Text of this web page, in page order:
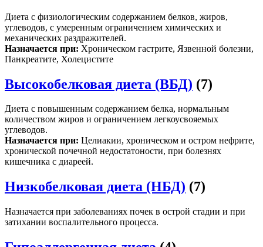
Диета с физиологическим содержанием белков, жиров,
углеводов, с умеренным ограничением химических и
механических раздражителей.
Назначается при: Хроническом гастрите, Язвенной болезни,
Панкреатите, Холецистите
Высокобелковая диета (ВБД) (7)
Диета с повышенным содержанием белка, нормальным
количеством жиров и ограничением легкоусвояемых
углеводов.
Назначается при: Целиакии, хроническом и остром нефрите,
хронической почечной недостатоности, при болезнях
кишечника с диареей.
Низкобелковая диета (НБД) (7)
Назначается при заболеваниях почек в острой стадии и при
затихании воспалительного процесса.